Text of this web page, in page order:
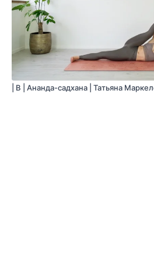
| B | Ананда-садхана | Татьяна